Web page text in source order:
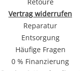
Vertrag widerrufen
Reparatur
Entsorgung
Häufige Fragen
0 % Finanzierung